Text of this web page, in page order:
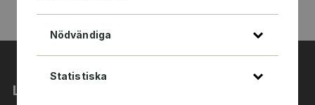
Nödvändiga
Statistiska
Länkar